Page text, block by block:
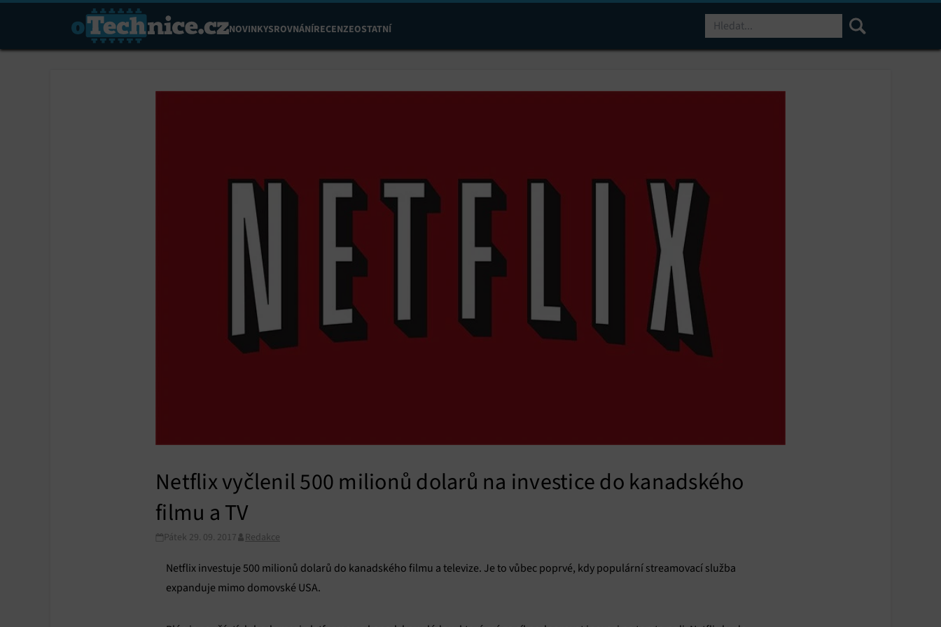
NOVINKYSROVNÁNÍRECENZEOSTATNÍ
Netflix vyčlenil 500 milionů dolarů na investice do kanadského
filmu a TV
Pátek 29. 09. 2017 Redakce
Netflix investuje 500 milionů dolarů do kanadského filmu a televize. Je to vůbec poprvé, kdy populární streamovací služba
expanduje mimo domovské USA.